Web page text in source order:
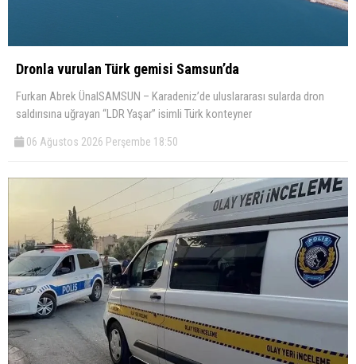
Dronla vurulan Türk gemisi Samsun’da
Furkan Abrek ÜnalSAMSUN – Karadeniz’de uluslararası sularda dron
saldırısına uğrayan “LDR Yaşar” isimli Türk konteyner
06 Ağustos 2026 Perşembe 18:50